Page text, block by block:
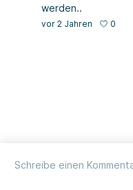
werden..
vor 2 Jahren 0